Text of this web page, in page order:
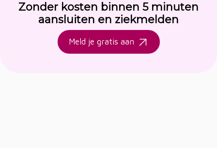
Zonder kosten binnen 5 minuten
aansluiten en ziekmelden
Meld je gratis aan